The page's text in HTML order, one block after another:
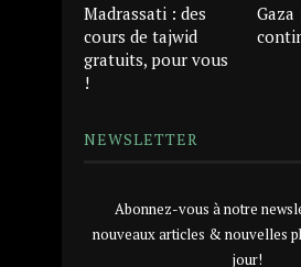
Madrassati : des
cours de tajwid
gratuits, pour vous
!
Gaza
NEWSLETTER
Abonnez-vous à notre
nouveaux articles & nouvelles
jour!